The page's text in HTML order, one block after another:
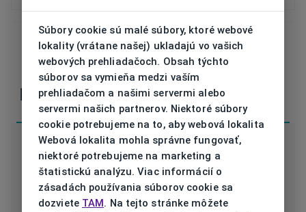
V prípade nejasností alebo otázok náskontaktujte
Parametre
Kód ET33459 545 53/17
Súbory cookie sú malé súbory, ktoré webové
lokality (vrátane našej) ukladajú vo vašich
webových prehliadačoch. Obsah týchto
súborov sa vymieňa medzi vaším
prehliadačom a našimi servermi alebo
servermi našich partnerov. Niektoré súbory
cookie potrebujeme na to, aby webová lokalita
Webová lokalita mohla správne fungovať,
niektoré potrebujeme na marketing a
štatistickú analýzu. Viac informácií o
zásadách používania súborov cookie sa
dozviete TAM. Na tejto stránke môžete